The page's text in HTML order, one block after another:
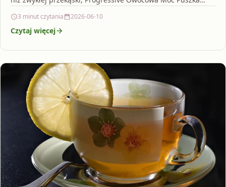
3 minut czytania 2026-06-10
Czytaj więcej